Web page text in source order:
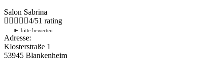
Salon Sabrina
4/51 rating
► bitte bewerten
Adresse:
Klosterstraße 1
53945 Blankenheim